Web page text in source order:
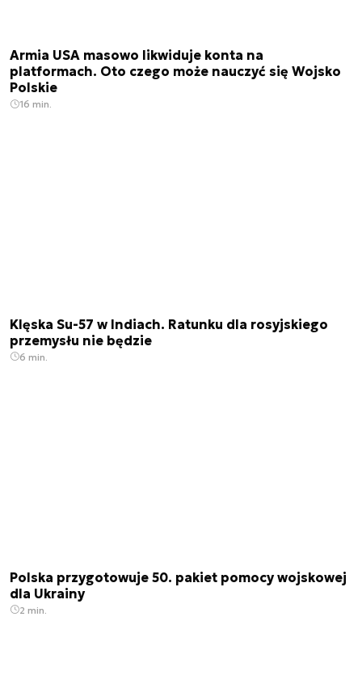
Armia USA masowo likwiduje konta na
platformach. Oto czego może nauczyć się Wojsko
Polskie
16 min.
Klęska Su-57 w Indiach. Ratunku dla rosyjskiego
przemysłu nie będzie
6 min.
Polska przygotowuje 50. pakiet pomocy wojskowej
dla Ukrainy
2 min.